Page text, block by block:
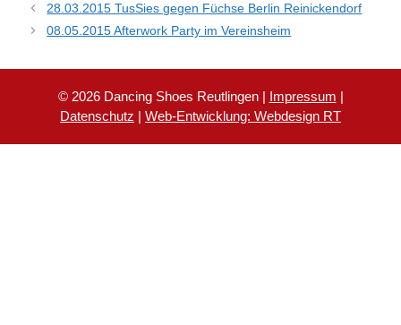
28.03.2015 TusSies gegen Füchse Berlin Reinickendorf
08.05.2015 Afterwork Party im Vereinsheim
© 2026 Dancing Shoes Reutlingen | Impressum |
Datenschutz | Web-Entwicklung: Webdesign RT